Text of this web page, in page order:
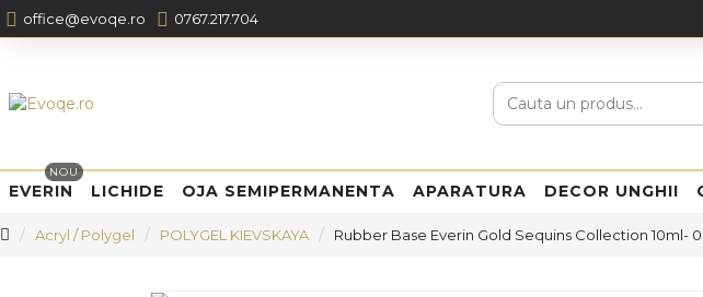
office@evoqe.ro 0767.217.704
EVERIN
NOU
LICHIDE OJA SEMIPERMANENTA APARATURA DECOR UNGHII
Acryl / Polygel POLYGEL KIEVSKAYA Rubber Base Everin Gold Sequins Collection 10ml-